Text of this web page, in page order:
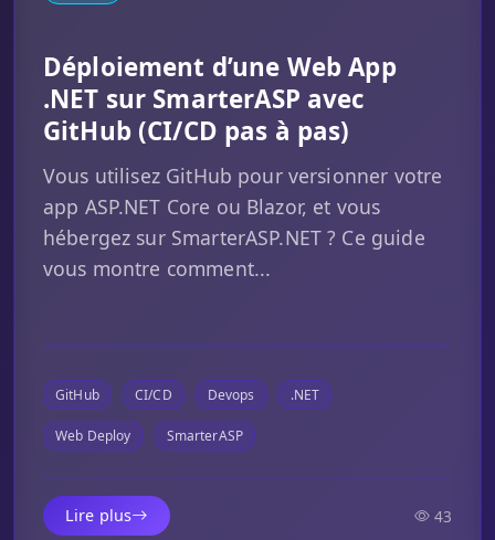
Déploiement d’une Web App
.NET sur SmarterASP avec
GitHub (CI/CD pas à pas)
Vous utilisez GitHub pour versionner votre
app ASP.NET Core ou Blazor, et vous
hébergez sur SmarterASP.NET ? Ce guide
vous montre comment...
GitHub CI/CD Devops .NET
Web Deploy SmarterASP
Lire plus 43